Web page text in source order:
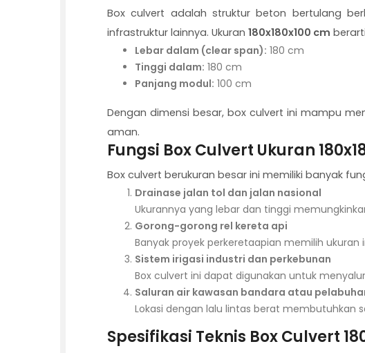
Box culvert adalah struktur beton bertulang
infrastruktur lainnya. Ukuran 180x180x100 cm
Lebar dalam (clear span): 180 cm
Tinggi dalam: 180 cm
Panjang modul: 100 cm
Dengan dimensi besar, box culvert ini mampu
aman.
Fungsi Box Culvert Ukuran
Box culvert berukuran besar ini memiliki banyak
Drainase jalan tol dan jalan nasional
Ukurannya yang lebar dan tinggi
Gorong-gorong rel kereta api
Banyak proyek perkeretaapian memilih
Sistem irigasi industri dan perkebunan
Box culvert ini dapat digunakan untuk
Saluran air kawasan bandara atau
Lokasi dengan lalu lintas berat membutuhkan
Spesifikasi Teknis Box Culvert